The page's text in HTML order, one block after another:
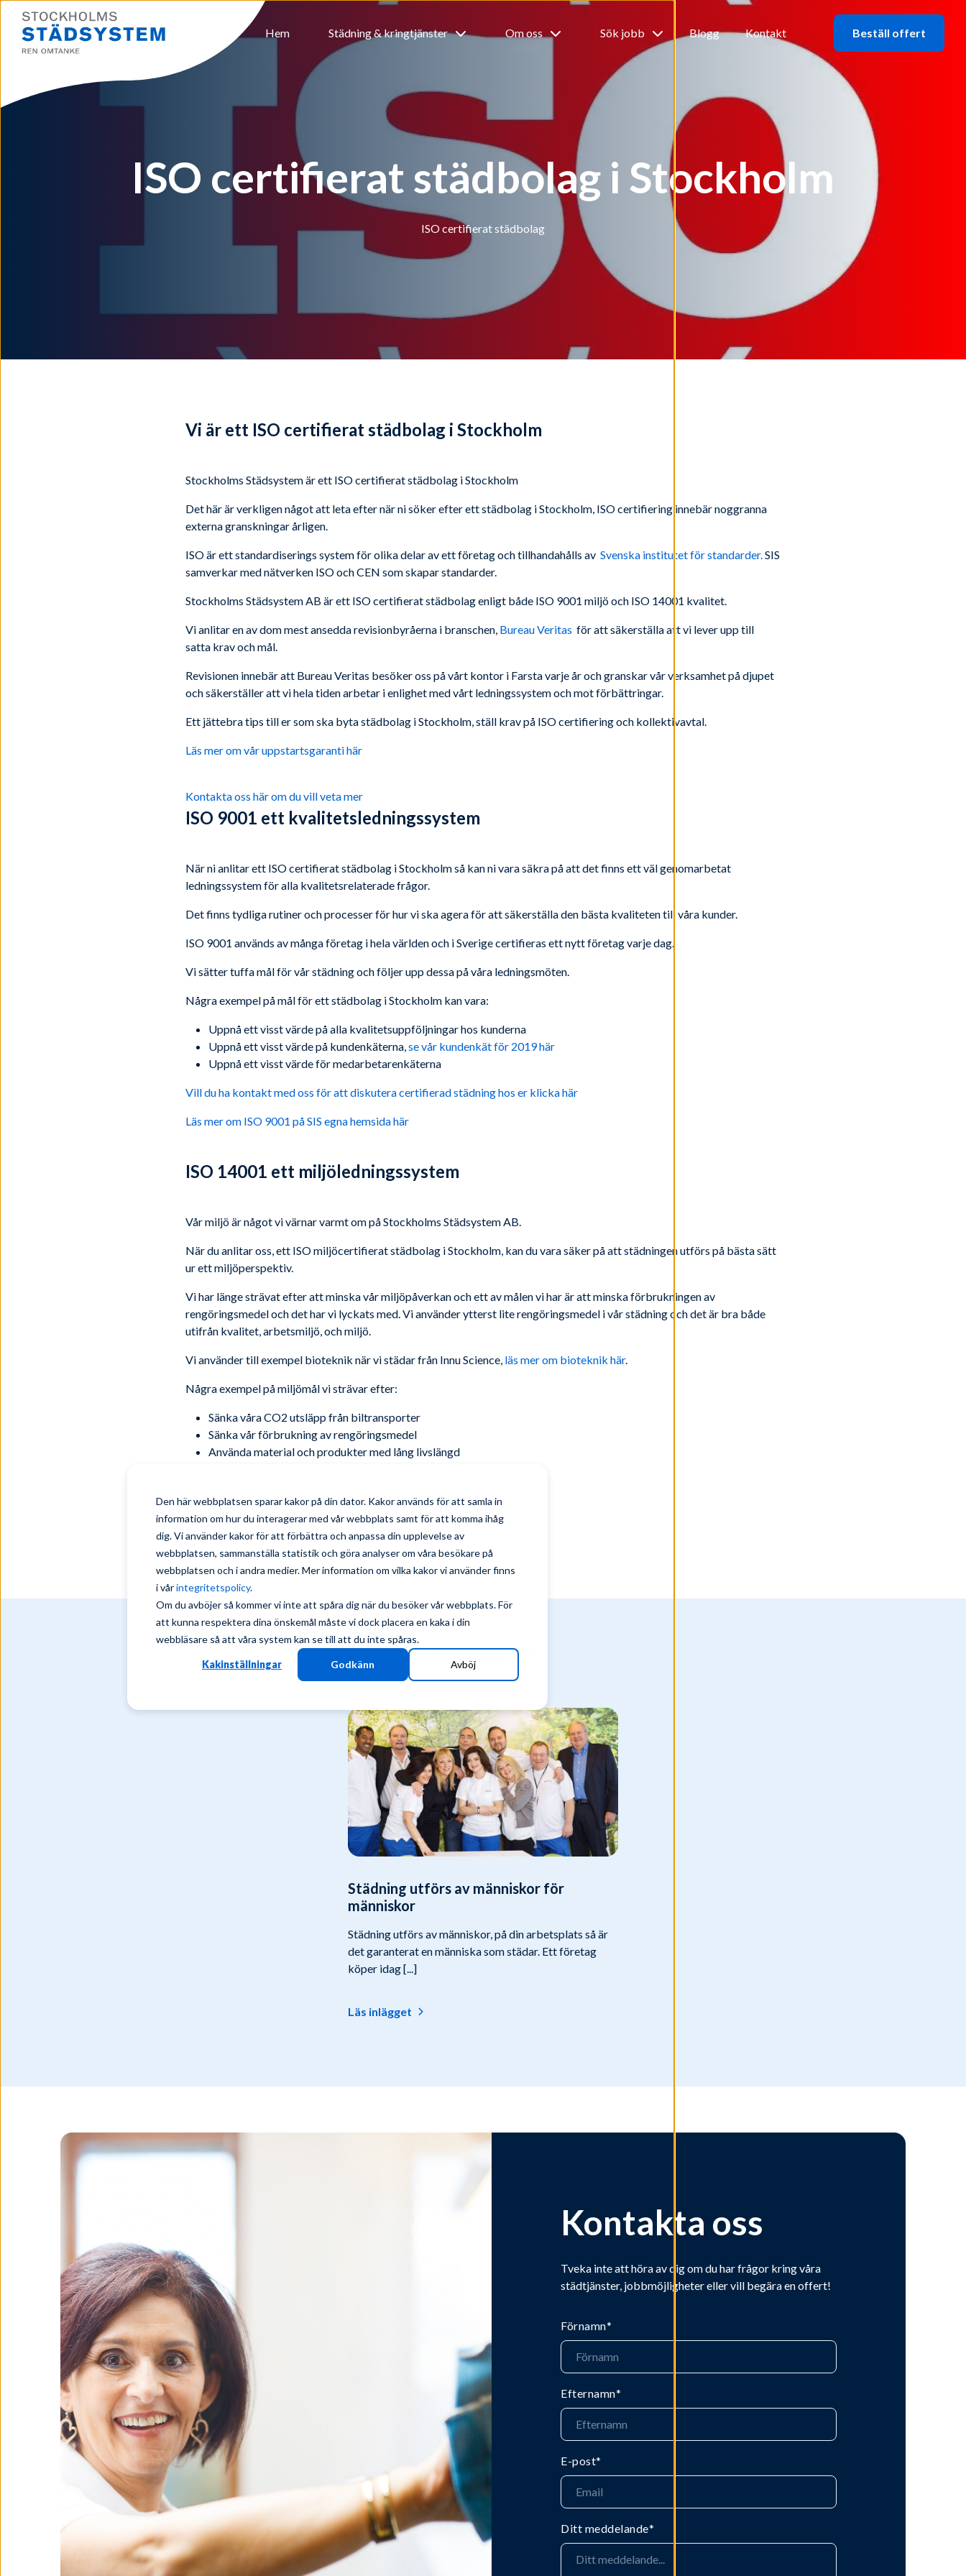
Den här webbplatsen sparar kakor på din dator. Kakor används för att samla in
information om hur du interagerar med vår webbplats samt för att komma ihåg
dig. Vi använder kakor för att förbättra och anpassa din upplevelse av
webbplatsen, sammanställa statistik och göra analyser om våra besökare på
webbplatsen och i andra medier. Mer information om vilka kakor vi använder finns
i vårintegritetspolicy.
Om du avböjer så kommer vi inte att spåra dig när du besöker vår webbplats. För
att kunna respektera dina önskemål måste vi dock placera en kaka i din
webbläsare så att våra system kan se till att du inte spåras.
Kakinställningar Godkänn Avböj
Hem Städning & kringtjänster Om oss Sök jobb Blogg Kontakt Beställ offert
ISO certifierat städbolag i Stockholm
ISO certifierat städbolag
Vi är ett ISO certifierat städbolag i Stockholm
Stockholms Städsystem är ett ISO certifierat städbolag i Stockholm
Det här är verkligen något att leta efter när ni söker efter ett städbolag i Stockholm, ISO certifiering innebär noggranna
externa granskningar årligen.
ISO är ett standardiserings system för olika delar av ett företag och tillhandahålls av Svenska institutet för standarder.SIS
samverkar med nätverken ISO och CEN som skapar standarder.
Stockholms Städsystem AB är ett ISO certifierat städbolag enligt både ISO 9001 miljö och ISO 14001 kvalitet.
Vi anlitar en av dom mest ansedda revisionbyråerna i branschen, Bureau Veritas för att säkerställa att vi lever upp till
satta krav och mål.
Revisionen innebär att Bureau Veritas besöker oss på vårt kontor i Farsta varje år och granskar vår verksamhet på djupet
och säkerställer att vi hela tiden arbetar i enlighet med vårt ledningssystem och mot förbättringar.
Ett jättebra tips till er som ska byta städbolag i Stockholm, ställ krav på ISO certifiering och kollektivavtal.
Läs mer om vår uppstartsgaranti här
Kontakta oss här om du vill veta mer
ISO 9001 ett kvalitetsledningssystem
När ni anlitar ett ISO certifierat städbolag i Stockholm så kan ni vara säkra på att det finns ett väl genomarbetat
ledningssystem för alla kvalitetsrelaterade frågor.
Det finns tydliga rutiner och processer för hur vi ska agera för att säkerställa den bästa kvaliteten till våra kunder.
ISO 9001 används av många företag i hela världen och i Sverige certifieras ett nytt företag varje dag.
Vi sätter tuffa mål för vår städning och följer upp dessa på våra ledningsmöten.
Några exempel på mål för ett städbolag i Stockholm kan vara:
Uppnå ett visst värde på alla kvalitetsuppföljningar hos kunderna
Uppnå ett visst värde på kundenkäterna,se vår kundenkät för 2019 här
Uppnå ett visst värde förmedarbetarenkäterna
Vill du ha kontakt med oss för att diskutera certifierad städning hos er klicka här
Läs mer om ISO 9001 på SIS egna hemsida här
ISO 14001 ett miljöledningssystem
Vår miljö är något vi värnar varmt om på Stockholms Städsystem AB.
När du anlitar oss, ett ISO miljöcertifierat städbolag i Stockholm, kan du vara säker på att städningen utförs på bästa sätt
ur ett miljöperspektiv.
Vi har länge strävat efter att minska vår miljöpåverkan och ett av målen vi har är att minska förbrukningen av
rengöringsmedel och det har vi lyckats med. Vi använder ytterst lite rengöringsmedel i vår städning och det är bra både
utifrån kvalitet, arbetsmiljö, och miljö.
Vi använder till exempel bioteknik när vi städar från Innu Science, läs mer om bioteknik här.
Några exempel på miljömål vi strävar efter:
Sänka våra CO2 utsläpp från biltransporter
Sänka vår förbrukning av rengöringsmedel
Använda material och produkter med lång livslängd
Läs mer om ISO 14001 på SIS egna hemsida här
Fler bloggposter
Städning utförs av människor för
människor
Städning utförs av människor, på din arbetsplats så är
det garanterat en människa som städar. Ett företag
köper idag [...]
Läs inlägget
Kontakta oss
Tveka inte att höra av dig om du har frågor kring våra
städtjänster, jobbmöjligheter eller vill begära en offert!
Förnamn*
Efternamn*
E-post*
Ditt meddelande*